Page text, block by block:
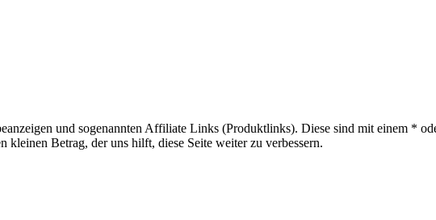
und sogenannten Affiliate Links (Produktlinks). Diese sind mit einem *
Betrag, der uns hilft, diese Seite weiter zu verbessern.